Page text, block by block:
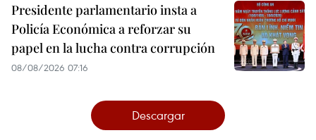
Presidente parlamentario insta a
Policía Económica a reforzar su
papel en la lucha contra corrupción
08/08/2026 07:16
Descargar